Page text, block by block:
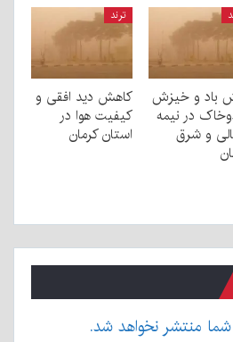
باد و خیزش
در نیمه
و شرق
ترند
کاهش دید افقی و
کیفیت هوا در
استان کرمان
منتشر نخواهد شد.